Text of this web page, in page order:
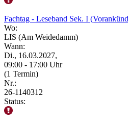
Fachtag - Leseband Sek. I
Wo:
LIS (Am Weidedamm)
Wann:
Di., 16.03.2027,
09:00 - 17:00 Uhr
(1 Termin)
Nr.:
26-1140312
Status: